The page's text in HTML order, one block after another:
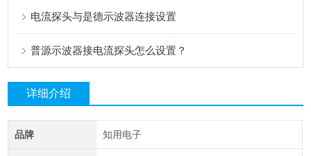
电流探头与是德示波器连接设置
普源示波器接电流探头怎么设置？
详细介绍
品牌 知用电子